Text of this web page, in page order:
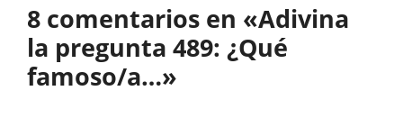
8 comentarios en «Adivina
la pregunta 489: ¿Qué
famoso/a…»